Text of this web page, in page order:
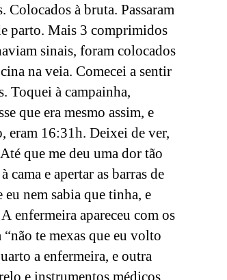
à bruta. Passaram
parto. Mais 3 comprimidos
sinais, foram colocados
na veia. Comecei a sentir
Toquei à campainha,
que era mesmo assim, e
eram 16:31h. Deixei de ver,
que me deu uma dor tão
cama e apertar as barras de
nem sabia que tinha, e
enfermeira apareceu com os
te mexas que eu volto
a enfermeira, e outra